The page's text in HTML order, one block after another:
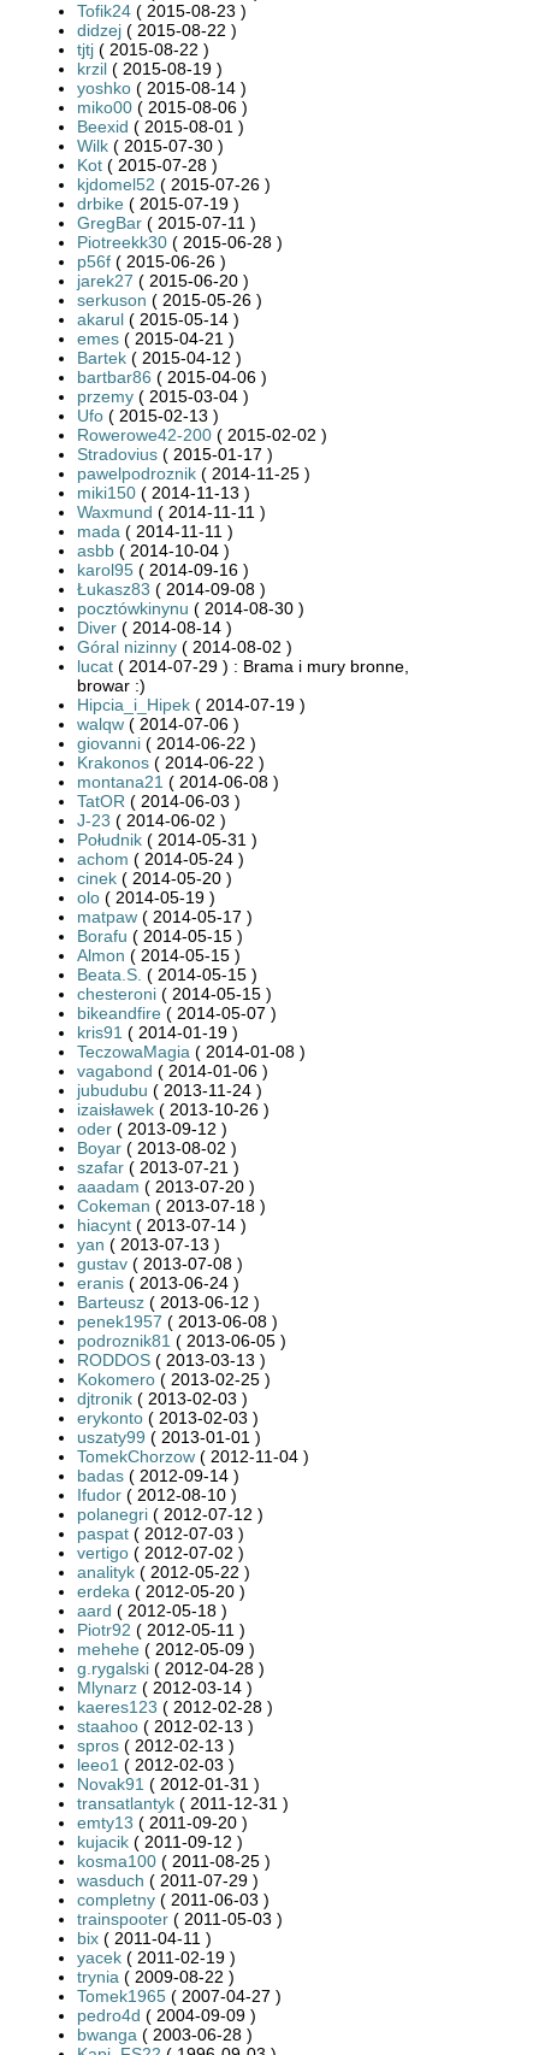
Tofik24 ( 2015-08-23 )
didzej ( 2015-08-22 )
tjtj ( 2015-08-22 )
krzil ( 2015-08-19 )
yoshko ( 2015-08-14 )
miko00 ( 2015-08-06 )
Beexid ( 2015-08-01 )
Wilk ( 2015-07-30 )
Kot ( 2015-07-28 )
kjdomel52 ( 2015-07-26 )
drbike ( 2015-07-19 )
GregBar ( 2015-07-11 )
Piotreekk30 ( 2015-06-28 )
p56f ( 2015-06-26 )
jarek27 ( 2015-06-20 )
serkuson ( 2015-05-26 )
akarul ( 2015-05-14 )
emes ( 2015-04-21 )
Bartek ( 2015-04-12 )
bartbar86 ( 2015-04-06 )
przemy ( 2015-03-04 )
Ufo ( 2015-02-13 )
Rowerowe42-200 ( 2015-02-02 )
Stradovius ( 2015-01-17 )
pawelpodroznik ( 2014-11-25 )
miki150 ( 2014-11-13 )
Waxmund ( 2014-11-11 )
mada ( 2014-11-11 )
asbb ( 2014-10-04 )
karol95 ( 2014-09-16 )
Łukasz83 ( 2014-09-08 )
pocztówkinynu ( 2014-08-30 )
Diver ( 2014-08-14 )
Góral nizinny ( 2014-08-02 )
lucat ( 2014-07-29 ) : Brama i mury bronne,
browar :)
Hipcia_i_Hipek ( 2014-07-19 )
walqw ( 2014-07-06 )
giovanni ( 2014-06-22 )
Krakonos ( 2014-06-22 )
montana21 ( 2014-06-08 )
TatOR ( 2014-06-03 )
J-23 ( 2014-06-02 )
Południk ( 2014-05-31 )
achom ( 2014-05-24 )
cinek ( 2014-05-20 )
olo ( 2014-05-19 )
matpaw ( 2014-05-17 )
Borafu ( 2014-05-15 )
Almon ( 2014-05-15 )
Beata.S. ( 2014-05-15 )
chesteroni ( 2014-05-15 )
bikeandfire ( 2014-05-07 )
kris91 ( 2014-01-19 )
TeczowaMagia ( 2014-01-08 )
vagabond ( 2014-01-06 )
jubudubu ( 2013-11-24 )
izaisławek ( 2013-10-26 )
oder ( 2013-09-12 )
Boyar ( 2013-08-02 )
szafar ( 2013-07-21 )
aaadam ( 2013-07-20 )
Cokeman ( 2013-07-18 )
hiacynt ( 2013-07-14 )
yan ( 2013-07-13 )
gustav ( 2013-07-08 )
eranis ( 2013-06-24 )
Barteusz ( 2013-06-12 )
penek1957 ( 2013-06-08 )
podroznik81 ( 2013-06-05 )
RODDOS ( 2013-03-13 )
Kokomero ( 2013-02-25 )
djtronik ( 2013-02-03 )
erykonto ( 2013-02-03 )
uszaty99 ( 2013-01-01 )
TomekChorzow ( 2012-11-04 )
badas ( 2012-09-14 )
Ifudor ( 2012-08-10 )
polanegri ( 2012-07-12 )
paspat ( 2012-07-03 )
vertigo ( 2012-07-02 )
analityk ( 2012-05-22 )
erdeka ( 2012-05-20 )
aard ( 2012-05-18 )
Piotr92 ( 2012-05-11 )
mehehe ( 2012-05-09 )
g.rygalski ( 2012-04-28 )
Mlynarz ( 2012-03-14 )
kaeres123 ( 2012-02-28 )
staahoo ( 2012-02-13 )
spros ( 2012-02-13 )
leeo1 ( 2012-02-03 )
Novak91 ( 2012-01-31 )
transatlantyk ( 2011-12-31 )
emty13 ( 2011-09-20 )
kujacik ( 2011-09-12 )
kosma100 ( 2011-08-25 )
wasduch ( 2011-07-29 )
completny ( 2011-06-03 )
trainspooter ( 2011-05-03 )
bix ( 2011-04-11 )
yacek ( 2011-02-19 )
trynia ( 2009-08-22 )
Tomek1965 ( 2007-04-27 )
pedro4d ( 2004-09-09 )
bwanga ( 2003-06-28 )